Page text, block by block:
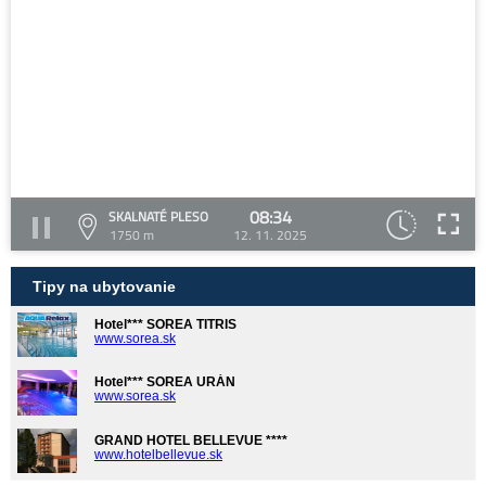
SKALNATÉ PLESO
1750 m
08:34
12. 11. 2025
Tipy na ubytovanie
Hotel*** SOREA TITRIS
www.sorea.sk
Hotel*** SOREA URÁN
www.sorea.sk
GRAND HOTEL BELLEVUE ****
www.hotelbellevue.sk